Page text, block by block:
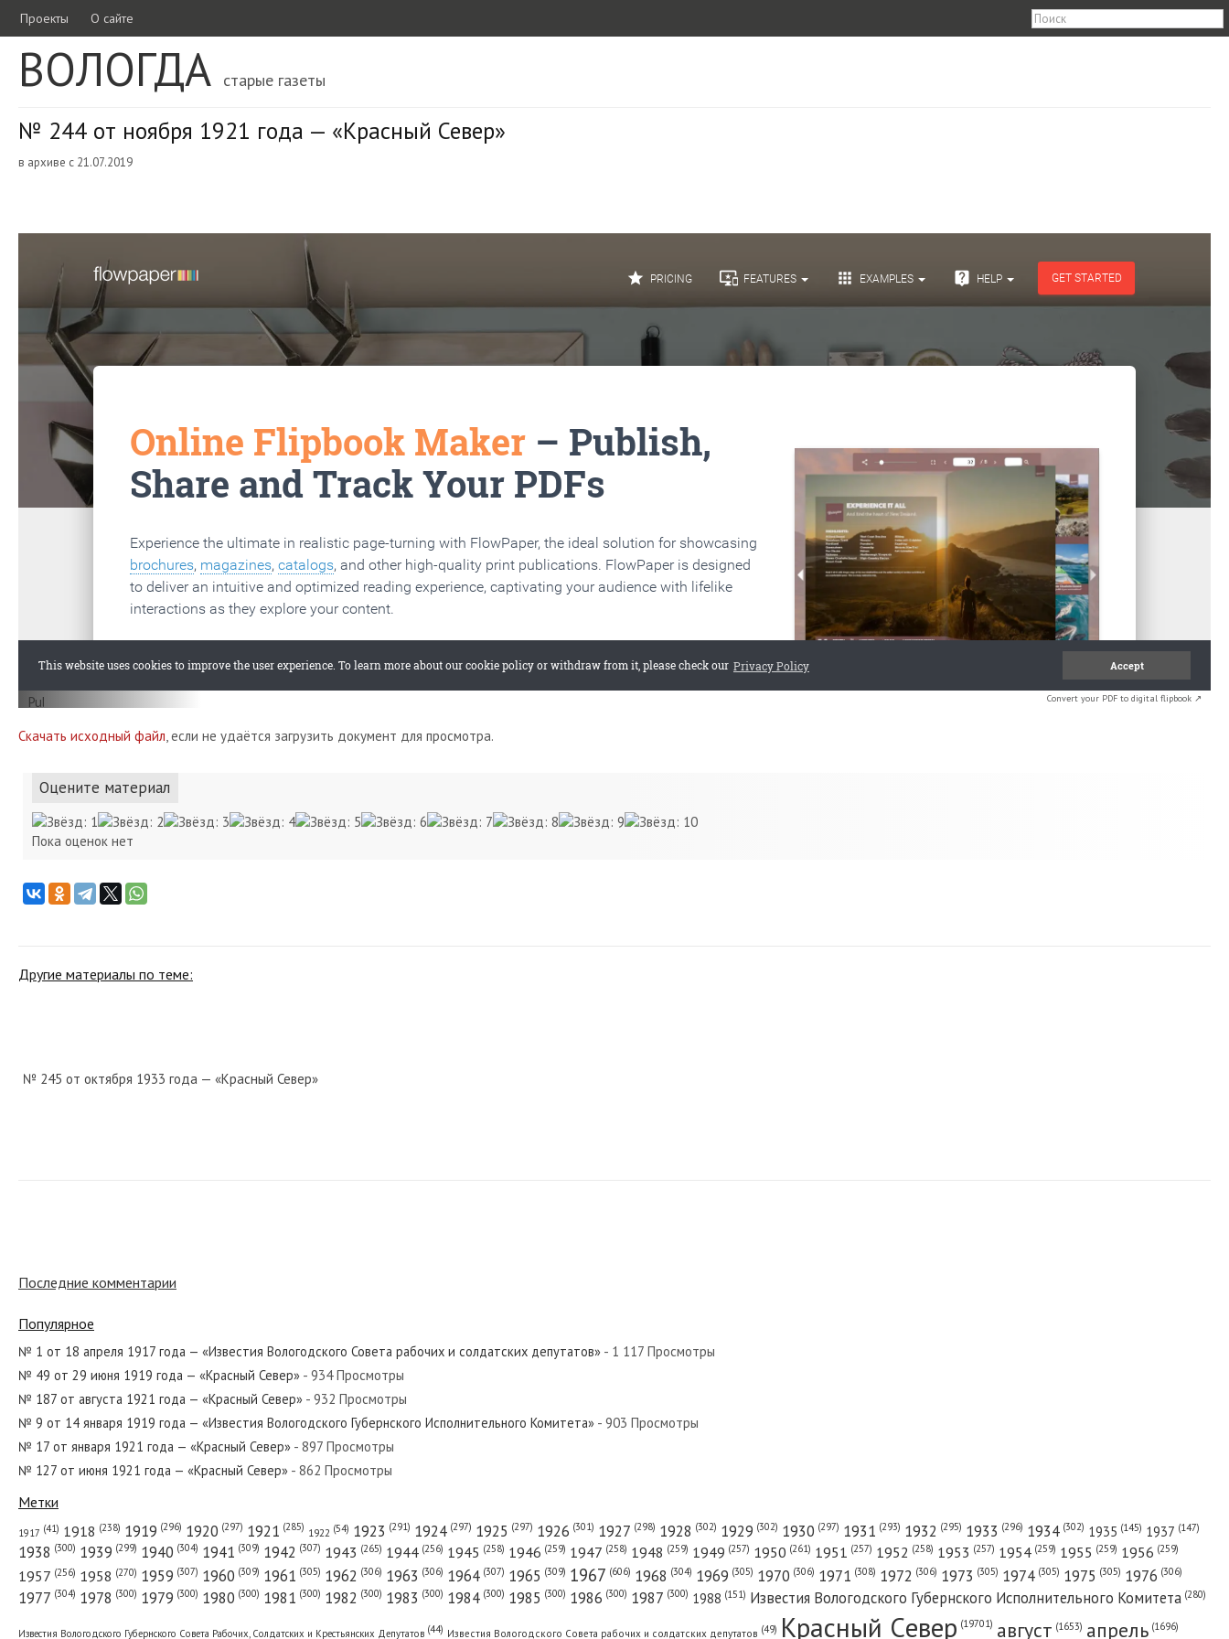
Проекты О сайте
ВОЛОГДА старые газеты
№ 244 от ноября 1921 года — «Красный Север»
в архиве с 21.07.2019
Convert your PDF to digital flipbook ↗
Скачать исходный файл, если не удаётся загрузить документ для просмотра.
Оцените материал
Пока оценок нет
Другие материалы по теме:
№ 245 от октября 1933 года — «Красный Север»
№ 157 от июля 1931 года — «Красный Север»
№ 65 от марта 1982 года — «Красный Север»
№ 23 от января 1942 года — «Красный Север»
Последние комментарии
Популярное
№ 1 от 18 апреля 1917 года — «Известия Вологодского Совета рабочих и солдатских депутатов» - 1 117 Просмотры
№ 49 от 29 июня 1919 года — «Красный Север» - 934 Просмотры
№ 187 от августа 1921 года — «Красный Север» - 932 Просмотры
№ 9 от 14 января 1919 года — «Известия Вологодского Губернского Исполнительного Комитета» - 903 Просмотры
№ 17 от января 1921 года — «Красный Север» - 897 Просмотры
№ 127 от июня 1921 года — «Красный Север» - 862 Просмотры
Метки
1917 (41) 1918 (238) 1919 (296) 1920 (297) 1921 (285) 1922 (54) 1923 (291) 1924 (297) 1925 (297) 1926 (301) 1927 (298) 1928 (302) 1929 (302) 1930 (297) 1931 (293) 1932 (295) 1933 (296) 1934 (302) 1935 (145) 1937 (147)
1938 (300) 1939 (299) 1940 (304) 1941 (309) 1942 (307) 1943 (265) 1944 (256) 1945 (258) 1946 (259) 1947 (258) 1948 (259) 1949 (257) 1950 (261) 1951 (257) 1952 (258) 1953 (257) 1954 (259) 1955 (259) 1956 (259)
1957 (256) 1958 (270) 1959 (307) 1960 (309) 1961 (305) 1962 (306) 1963 (306) 1964 (307) 1965 (309) 1967 (606) 1968 (304) 1969 (305) 1970 (306) 1971 (308) 1972 (306) 1973 (305) 1974 (305) 1975 (305) 1976 (306)
1977 (304) 1978 (300) 1979 (300) 1980 (300) 1981 (300) 1982 (300) 1983 (300) 1984 (300) 1985 (300) 1986 (300) 1987 (300) 1988 (151) Известия Вологодского Губернского Исполнительного Комитета (280)
Известия Вологодского Губернского Совета Рабочих, Солдатских и Крестьянских Депутатов (44) Известия Вологодского Совета рабочих и солдатских депутатов (49) Красный Cевер (19701) август (1653) апрель (1696)